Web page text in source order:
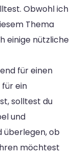
Obwohl ich
Thema
einige nützliche
für einen
für ein
solltest du
und
überlegen, ob
möchtest